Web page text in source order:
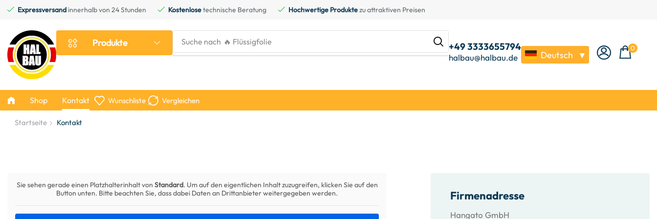
Expressversand innerhalb von 24 Stunden Kostenlosetechnische Beratung Hochwertige Produktezu attraktiven Preisen
Produkte Suche nach 🔥 Flüssigfolie +49 3333655794
halbau@halbau.de Deutsch ▼
0
Shop Kontakt Wunschliste Vergleichen
Startseite Kontakt
Sie sehen gerade einen Platzhalterinhalt von Standard. Um auf den eigentlichen Inhalt zuzugreifen, klicken Sie auf den
Button unten. Bitte beachten Sie, dass dabei Daten an Drittanbieter weitergegeben werden.
Firmenadresse
Hangato GmbH